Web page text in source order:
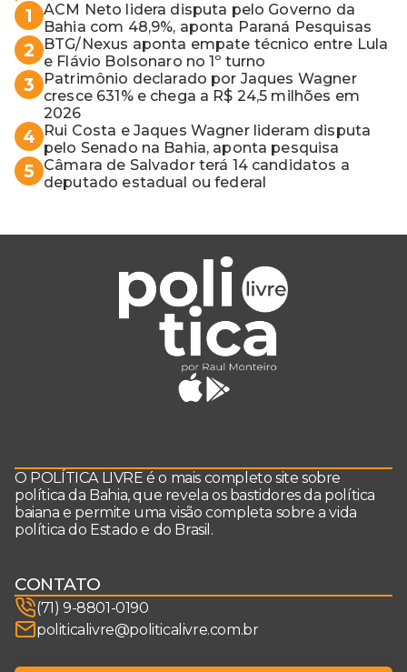
1
ACM Neto lidera disputa pelo Governo da
Bahia com 48,9%, aponta Paraná Pesquisas
2
BTG/Nexus aponta empate técnico entre Lula
e Flávio Bolsonaro no 1º turno
3
Patrimônio declarado por Jaques Wagner
cresce 631% e chega a R$ 24,5 milhões em
2026
4
Rui Costa e Jaques Wagner lideram disputa
pelo Senado na Bahia, aponta pesquisa
5
Câmara de Salvador terá 14 candidatos a
deputado estadual ou federal
O POLÍTICA LIVRE é o mais completo site sobre
política da Bahia, que revela os bastidores da política
baiana e permite uma visão completa sobre a vida
política do Estado e do Brasil.
CONTATO
(71) 9-8801-0190
politicalivre@politicalivre.com.br